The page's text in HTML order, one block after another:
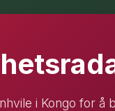
i Kongo for å